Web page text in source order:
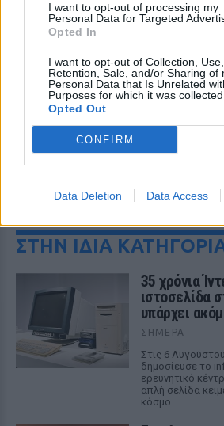
I want to opt-out of processing my
Personal Data for Targeted
Opted In
I want to opt-out of Collection, Use,
Retention, Sale, and/or Sharing of
Personal Data that Is Unrelated
Purposes for which it was collected.
Opted Out
CONFIRM
Data Deletion Data Access
ΔΕΙΤΕ ΕΠΙΣΗΣ
ΣΤΗΝ ΙΔΙΑ
35 χρόνια
ιστοσελίδα
υπάρχει
ΣΉΜΕΡΑ
Στις 6
δημοσίευσε το
ερευνητικό
απλή σελίδα
κόσμο.